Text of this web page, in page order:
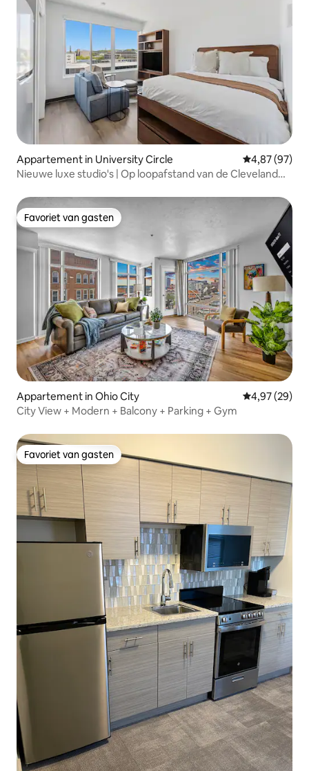
Appartement in University Circle Gemiddelde
4,87 (97)
Nieuwe luxe studio's | Op loopafstand van de Cleveland
Favoriet van gasten
Favoriet van gasten
Appartement in Ohio City Gemiddelde
4,97 (29)
City View + Modern + Balcony + Parking + Gym
Favoriet van gasten
Favoriet van gasten